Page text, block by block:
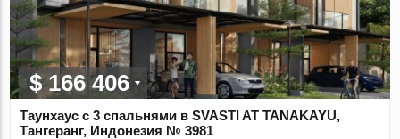
$ 166 406
Таунхаус с 3 спальнями в SVASTI AT TANAKAYU,
Тангеранг, Индонезия № 3981